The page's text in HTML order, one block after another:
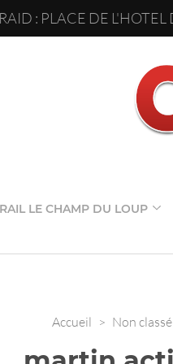
: PLACE DE
LE CHAMP DU LOUP
Accueil > Non classé